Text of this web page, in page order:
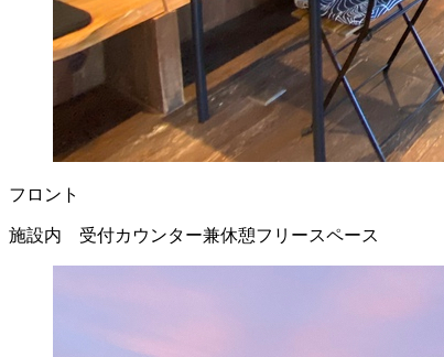
フロント
施設内 受付カウンター兼休憩フリースペース